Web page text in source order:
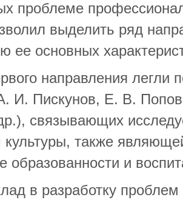
проблеме
выделить ряд
ее основных
направления
И. Пискунов, Е. В.
связывающих
также
образованности и
в разработку проблем